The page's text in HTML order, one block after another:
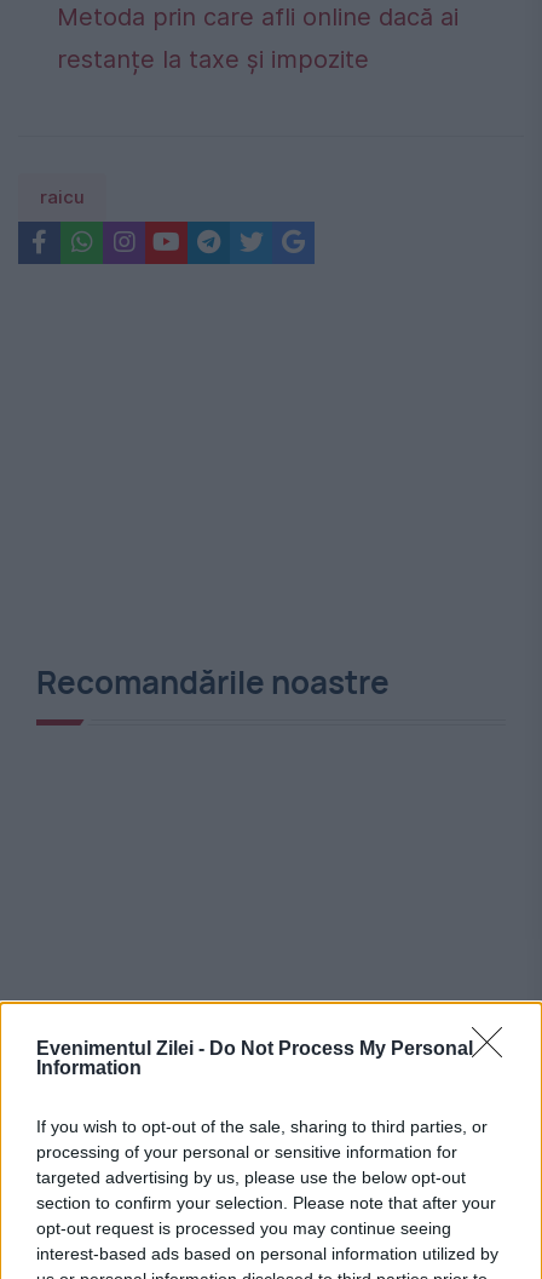
Evenimentul Zilei - Do Not Process My Personal
Information
If you wish to opt-out of the sale, sharing to third parties, or
processing of your personal or sensitive information for
targeted advertising by us, please use the below opt-out
section to confirm your selection. Please note that after your
opt-out request is processed you may continue seeing
interest-based ads based on personal information utilized by
Metoda prin care afli online dacă ai
restanțe la taxe și impozite
raicu
Recomandările noastre
Stiri calde
20:01-Atac armat într-o școală din Thailanda: